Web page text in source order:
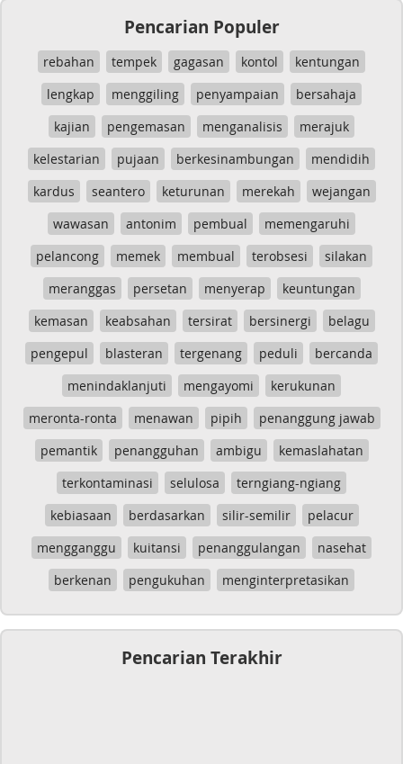
Pencarian Populer
rebahan tempek gagasan kontol
kentungan
lengkap
menggiling penyampaian
bersahaja
kajian
pengemasan menganalisis
merajuk
kelestarian
pujaan berkesinambungan
mendidih
kardus
seantero keturunan merekah
wejangan
wawasan
antonim pembual
memengaruhi
pelancong
memek membual terobsesi
silakan
meranggas
persetan menyerap
keuntungan
kemasan
keabsahan tersirat bersinergi
belagu
pengepul
blasteran tergenang peduli
bercanda
menindaklanjuti
mengayomi
kerukunan
meronta-ronta
menawan pipih
penanggung jawab
pemantik
penangguhan ambigu
kemaslahatan
terkontaminasi
selulosa
terngiang-ngiang
kebiasaan
berdasarkan silir-semilir
pelacur
mengganggu
kuitansi penanggulangan
nasehat
berkenan
pengukuhan menginterpretasikan
Pencarian Terakhir